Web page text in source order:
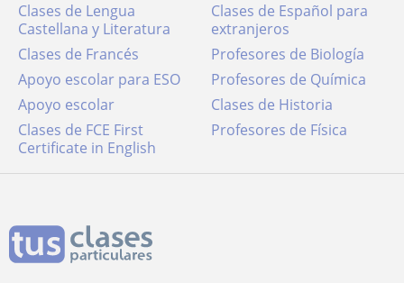
Clases de Lengua
Castellana y Literatura
Clases de Español para
extranjeros
Clases de Francés
Profesores de Biología
Apoyo escolar para ESO
Profesores de Química
Apoyo escolar
Clases de Historia
Clases de FCE First
Certificate in English
Profesores de Física